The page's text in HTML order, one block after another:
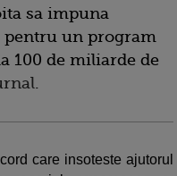
sa impuna
un program
100 de miliarde de
.
care insoteste ajutorul